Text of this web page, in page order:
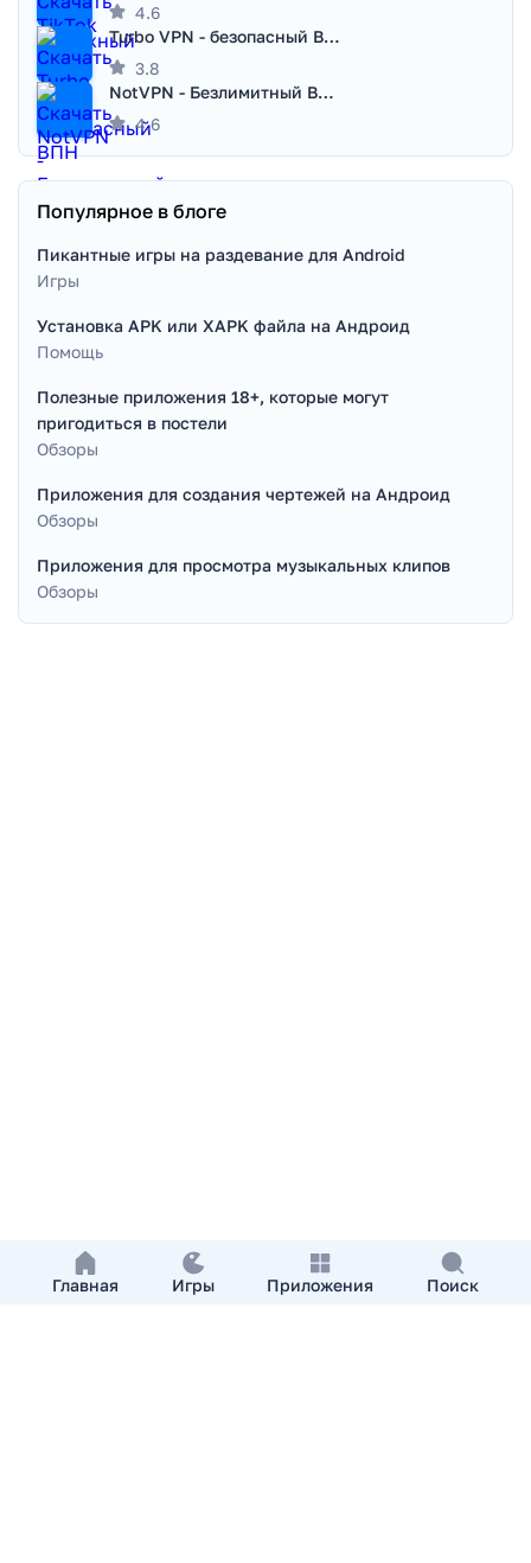
Главная Игры Приложения Поиск
4.6
Turbo VPN - безопасный ВПН
3.8
NotVPN - Безлимитный ВПН | VPN
4.6
Популярное в блоге
Пикантные игры на раздевание для Android
Игры
Установка APK или XAPK файла на Андроид
Помощь
Полезные приложения 18+, которые могут
пригодиться в постели
Обзоры
Приложения для создания чертежей на Андроид
Обзоры
Приложения для просмотра музыкальных клипов
Обзоры